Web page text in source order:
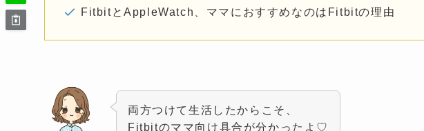
FitbitとAppleWatch、ママにおすすめなのはFitbitの理由
両方つけて生活したからこそ、
Fitbitのママ向け具合が分かったよ♡